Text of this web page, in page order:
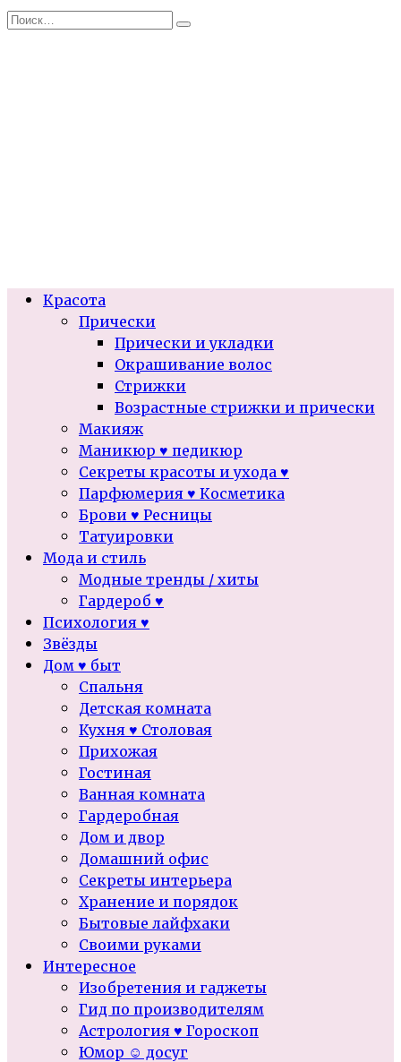
Перейти
Search
Красота
Прически
Прически и укладки
Окрашивание волос
Стрижки
Возрастные стрижки и прически
Макияж
Маникюр ♥ педикюр
Секреты красоты и ухода ♥
Парфюмерия ♥ Косметика
Брови ♥ Ресницы
Татуировки
Мода и стиль
Модные тренды / хиты
Гардероб ♥
Психология ♥
Звёзды
Дом ♥ быт
Спальня
Детская комната
Кухня ♥ Столовая
Прихожая
Гостиная
Ванная комната
Гардеробная
Дом и двор
Домашний офис
Секреты интерьера
Хранение и порядок
Бытовые лайфхаки
Своими руками
Интересное
Изобретения и гаджеты
Гид по производителям
Астрология ♥ Гороскоп
Юмор ☺ досуг